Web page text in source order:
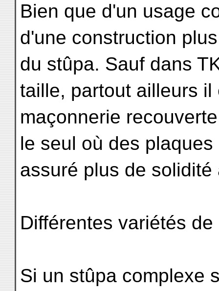
Bien que d'un usage
d'une construction
du stûpa. Sauf dans
taille, partout ailleurs
maçonnerie
le seul où des
assuré plus de solidité
Différentes variétés de
Si un stûpa complexe